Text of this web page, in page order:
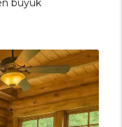
büyük